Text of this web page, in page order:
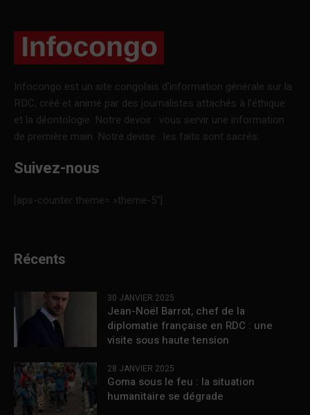
Infocongo est un site congolais d’information générale sur la
RDC, créé et animé par des journalistes attachés à l’éthique
et la déontologie. Notre devoir : vous servir une information
de première main. Notre devise : les faits sont sacrés.
Suivez-nous
[aps-counter theme= »theme-5″]
Récents
30 JANVIER 2025
Jean-Noël Barrot, chef de la
diplomatie française en RDC : une
visite sous haute tension
28 JANVIER 2025
Goma sous le feu : la situation
humanitaire se dégrade